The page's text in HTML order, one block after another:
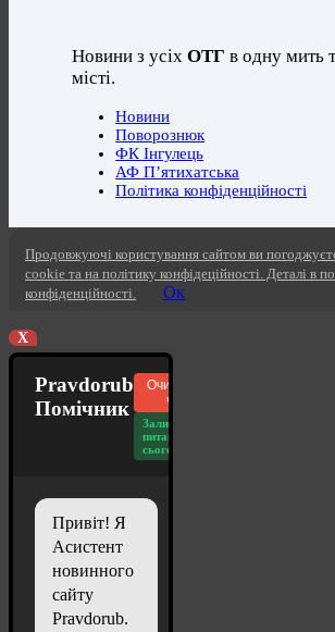
Новини з усіхОТГ в одну мить
місті.
Новини
Поворознюк
ФК Інгулець
АФ П’ятихатська
Політика конфіденційності
Продовжуючі користування сайтом ви
cookie та на політику конфідеційності. Деталі в
конфіденційності.
Ок
X
Pravdorub
Помічник
Очистити
чат
Залишилось
питань
сьогодні: 20
Привіт! Я
Асистент
новинного
сайту
Pravdorub.